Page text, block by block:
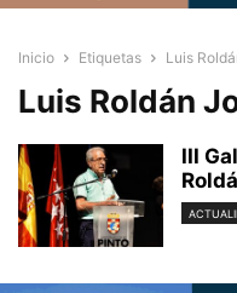
Inicio Etiquetas Luis
Luis Roldán
III